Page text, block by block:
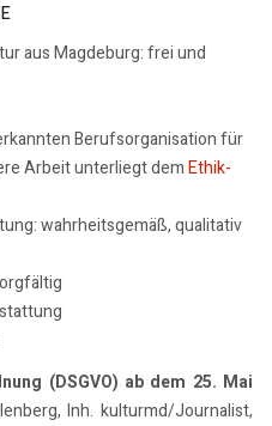
aus Magdeburg: frei und
Berufsorganisation für
Arbeit unterliegt demEthik-
wahrheitsgemäß, qualitativ
(DSGVO) ab dem 25. Mai
Inh. kulturmd/Journalist,